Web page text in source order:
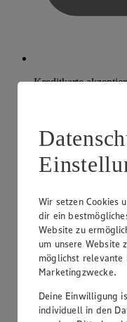
Kreditkarte
Wir setzen Cookies
dir ein
Website zu
um unsere Website
möglichst
Marketingzwecke.
Deine Einwilligung
individuell in den